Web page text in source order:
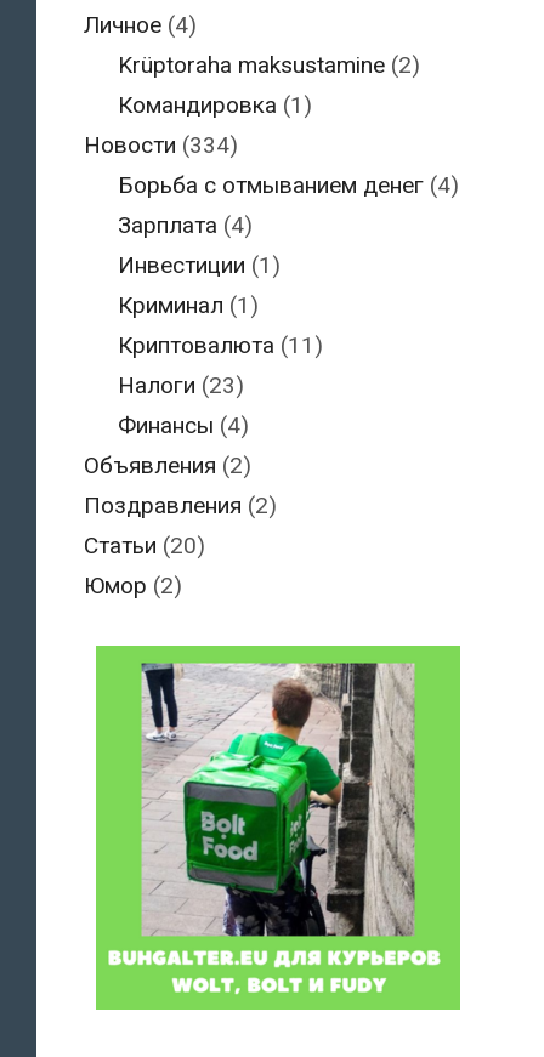
Личное(4)
Krüptoraha maksustamine (2)
Командировка (1)
Новости (334)
Борьба с отмыванием денег (4)
Зарплата (4)
Инвестиции (1)
Криминал (1)
Криптовалюта (11)
Налоги (23)
Финансы (4)
Объявления (2)
Поздравления (2)
Статьи (20)
Юмор (2)